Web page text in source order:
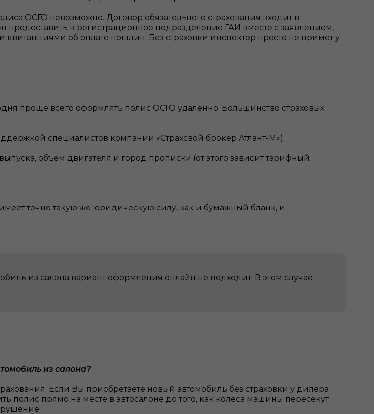
ОСГО невозможно. Договор обязательного страхования входит в
предоставить в регистрационное подразделение ГАИ вместе с заявлением,
об оплате пошлин. Без страховки инспектор просто не примет у
проще всего оформлять полис ОСГО удаленно. Большинство страховых
специалистов компании «Страховой брокер Атлант-М»).
объем двигателя и город прописки (от этого зависит тарифный
точно такую же юридическую силу, как и бумажный бланк, и
из салона вариант оформления онлайн не подходит. В этом случае
из салона?
Если Вы приобретаете новый автомобиль без страховки у дилера
полис прямо на месте в автосалоне до того, как колеса машины пересекут